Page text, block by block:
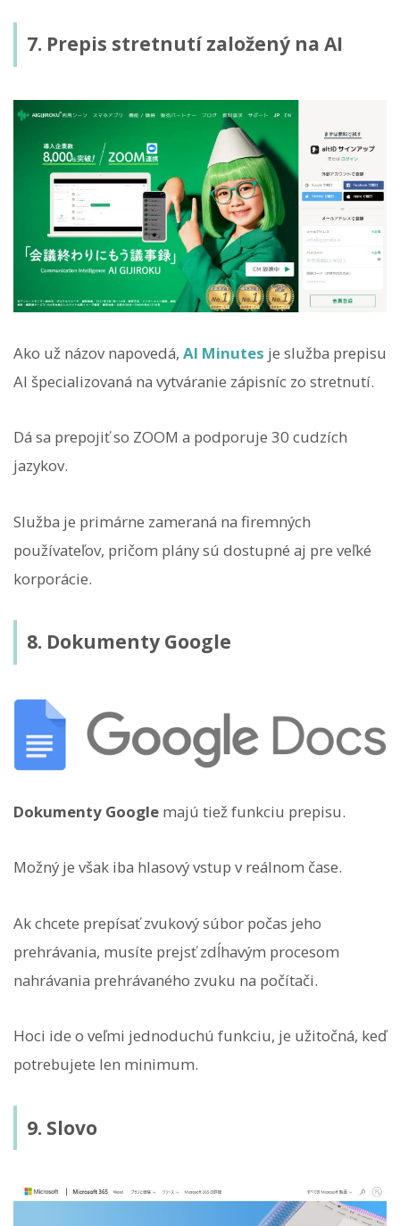
7. Prepis stretnutí založený na AI
Ako už názov napovedá, AI Minutes je služba prepisu
AI špecializovaná na vytváranie zápisníc zo stretnutí.
Dá sa prepojiť so ZOOM a podporuje 30 cudzích
jazykov.
Služba je primárne zameraná na firemných
používateľov, pričom plány sú dostupné aj pre veľké
korporácie.
8. Dokumenty Google
Dokumenty Google majú tiež funkciu prepisu.
Možný je však iba hlasový vstup v reálnom čase.
Ak chcete prepísať zvukový súbor počas jeho
prehrávania, musíte prejsť zdĺhavým procesom
nahrávania prehrávaného zvuku na počítači.
Hoci ide o veľmi jednoduchú funkciu, je užitočná, keď
potrebujete len minimum.
9. Slovo